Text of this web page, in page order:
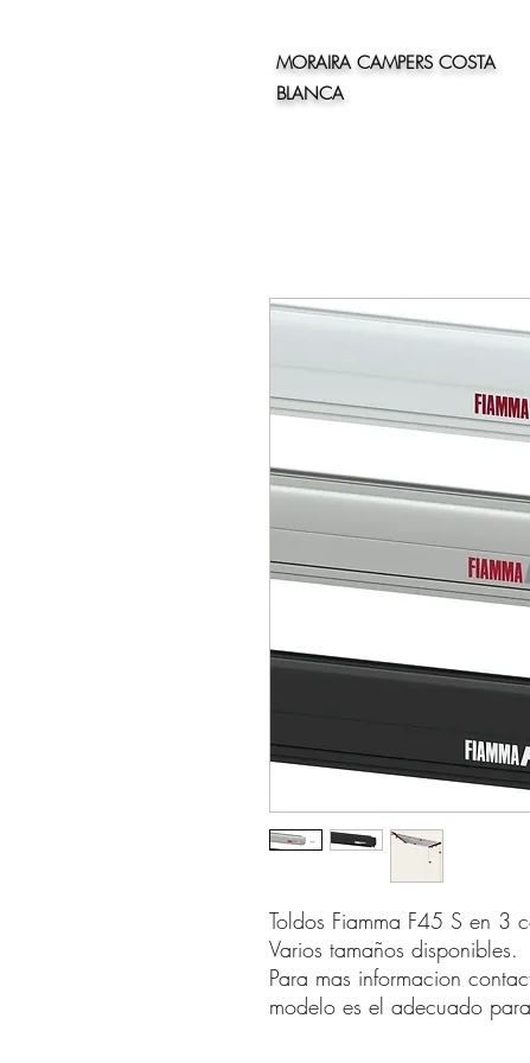
MORAIRA CAMPERS COSTA
BLANCA
Toldos Fiamma F45 S en 3
Varios tamaños disponibles.
Para mas informacion
modelo es el adecuado